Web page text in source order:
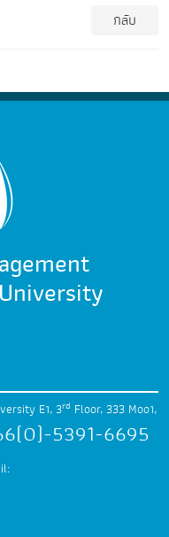
กลับ
E1, 3rd Floor, 333 Moo1,
5391-6695